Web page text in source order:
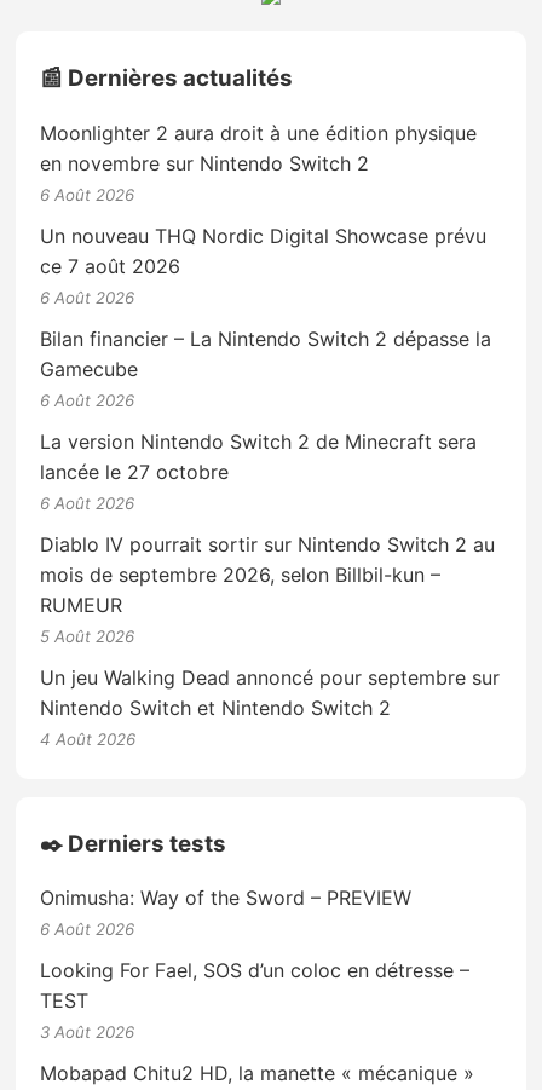
📰 Dernières actualités
Moonlighter 2 aura droit à une édition physique
en novembre sur Nintendo Switch 2
6 Août 2026
Un nouveau THQ Nordic Digital Showcase prévu
ce 7 août 2026
6 Août 2026
Bilan financier – La Nintendo Switch 2 dépasse la
Gamecube
6 Août 2026
La version Nintendo Switch 2 de Minecraft sera
lancée le 27 octobre
6 Août 2026
Diablo IV pourrait sortir sur Nintendo Switch 2 au
mois de septembre 2026, selon Billbil-kun –
RUMEUR
5 Août 2026
Un jeu Walking Dead annoncé pour septembre sur
Nintendo Switch et Nintendo Switch 2
4 Août 2026
✒️ Derniers tests
Onimusha: Way of the Sword – PREVIEW
6 Août 2026
Looking For Fael, SOS d’un coloc en détresse –
TEST
3 Août 2026
Mobapad Chitu2 HD, la manette « mécanique »